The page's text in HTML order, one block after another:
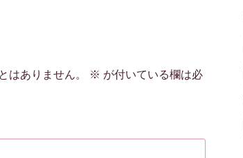
はありません。 ※ が付いている欄は必